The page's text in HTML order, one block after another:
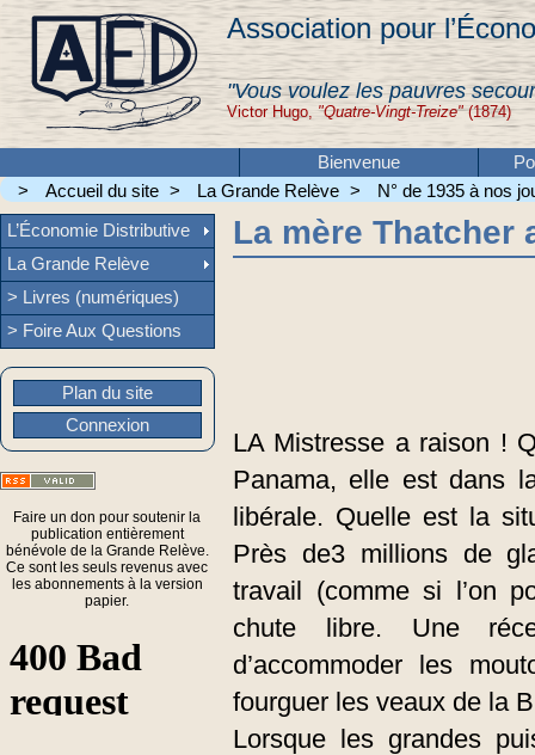
Association pour
"Vous voulez les pauvres
Victor Hugo, "Quatre-Vingt-Treize"(1874)
Bienvenue
>
Accueil du site > La Grande Relève > N° de 1935 à nos
La mère Thatcher
LA Mistresse a raison !
Panama, elle est dans
libérale. Quelle est la
Près de3 millions de
travail (comme si l’on
chute libre. Une
d’accommoder les
fourguer les veaux de la
Lorsque les grandes
L’Économie Distributive
La Grande Relève
> Livres (numériques)
> Foire Aux Questions
Plan du site
Connexion
Faire un don pour soutenir la
publication entièrement
bénévole de la Grande Relève.
Ce sont les seuls revenus avec
les abonnements à la version
papier.